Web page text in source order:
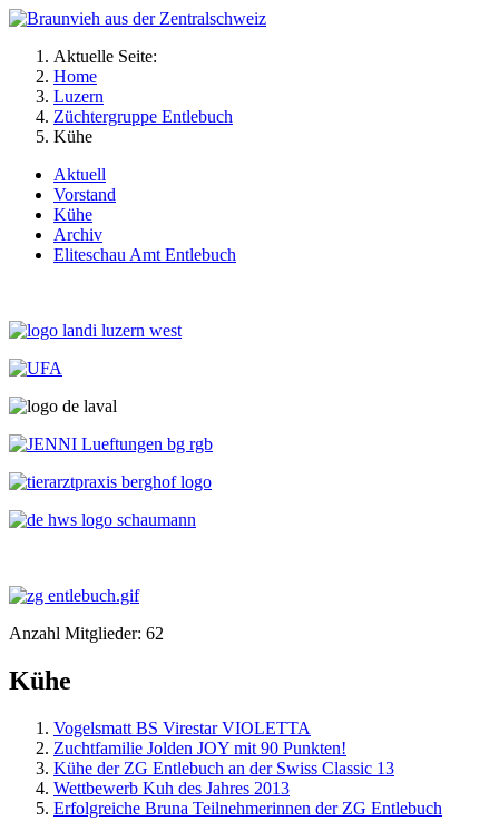
Aktuelle Seite:
Home
Luzern
Züchtergruppe Entlebuch
Kühe
Aktuell
Vorstand
Kühe
Archiv
Eliteschau Amt Entlebuch
Anzahl Mitglieder: 62
Kühe
Vogelsmatt BS Virestar VIOLETTA
Zuchtfamilie Jolden JOY mit 90 Punkten!
Kühe der ZG Entlebuch an der Swiss Classic 13
Wettbewerb Kuh des Jahres 2013
Erfolgreiche Bruna Teilnehmerinnen der ZG Entlebuch